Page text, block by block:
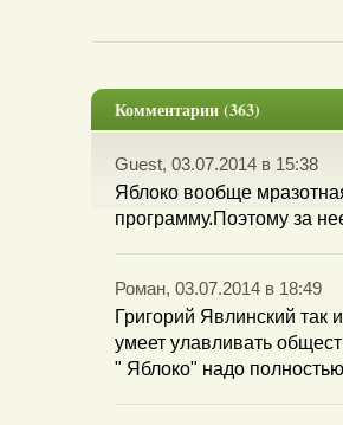
Комментарии (363)
Guest, 03.07.2014 в 15:38
Яблоко вообще
программу.Поэтому за
Роман, 03.07.2014 в 18:49
Григорий Явлинский так
умеет улавливать
" Яблоко" надо